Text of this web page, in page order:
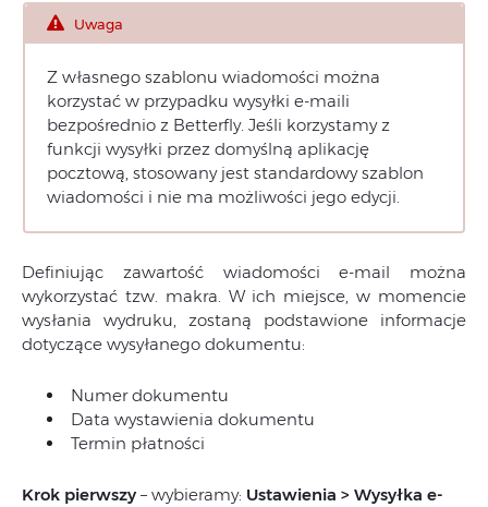
Uwaga
Z własnego szablonu wiadomości można
korzystać w przypadku wysyłki e-maili
bezpośrednio z Betterfly. Jeśli korzystamy z
funkcji wysyłki przez domyślną aplikację
pocztową, stosowany jest standardowy szablon
wiadomości i nie ma możliwości jego edycji.
Definiując zawartość wiadomości e-mail można
wykorzystać tzw. makra. W ich miejsce, w momencie
wysłania wydruku, zostaną podstawione informacje
dotyczące wysyłanego dokumentu:
Numer dokumentu
Data wystawienia dokumentu
Termin płatności
Krok pierwszy – wybieramy: Ustawienia > Wysyłka e-